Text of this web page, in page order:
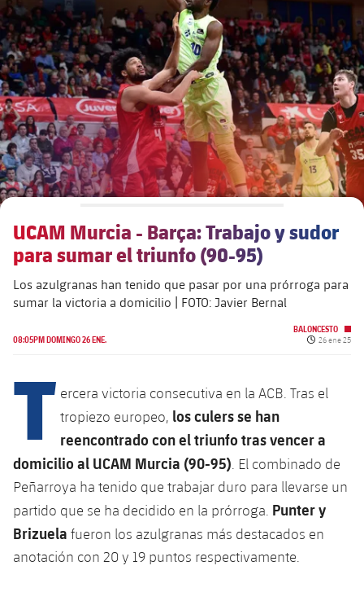
plusicon
más
Junta Directiva
Estructura ejecutiva
chevron-right
label.aria.chevronright
Órganos
Documents
plusicon
más
Barça Academy
Más que un club
Masia 360
La Masia
plusicon
más
Década a década
plusicon
más
Instalaciones
Spotify Camp Nou
UCAM Murcia - Barça: Trabajo y sudor
para sumar el triunfo (90-95)
Los azulgranas han tenido que pasar por una prórroga para
sumar la victoria a domicilio | FOTO: Javier Bernal
08:05PM DOMINGO 26 ENE.
BALONCESTO
Fecha de
26 ene 25
T ercera victoria consecutiva en la ACB. Tras el
tropiezo europeo, los culers se han
reencontrado con el triunfo tras vencer a
domicilio al UCAM Murcia (90-95) . El combinado de
Peñarroya ha tenido que trabajar duro para llevarse un
partido que se ha decidido en la prórroga. Punter y
Brizuela fueron los azulgranas más destacados en
anotación con 20 y 19 puntos respectivamente.